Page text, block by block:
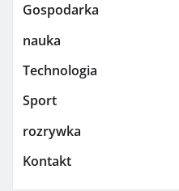
Gospodarka
nauka
Technologia
Sport
rozrywka
Kontakt